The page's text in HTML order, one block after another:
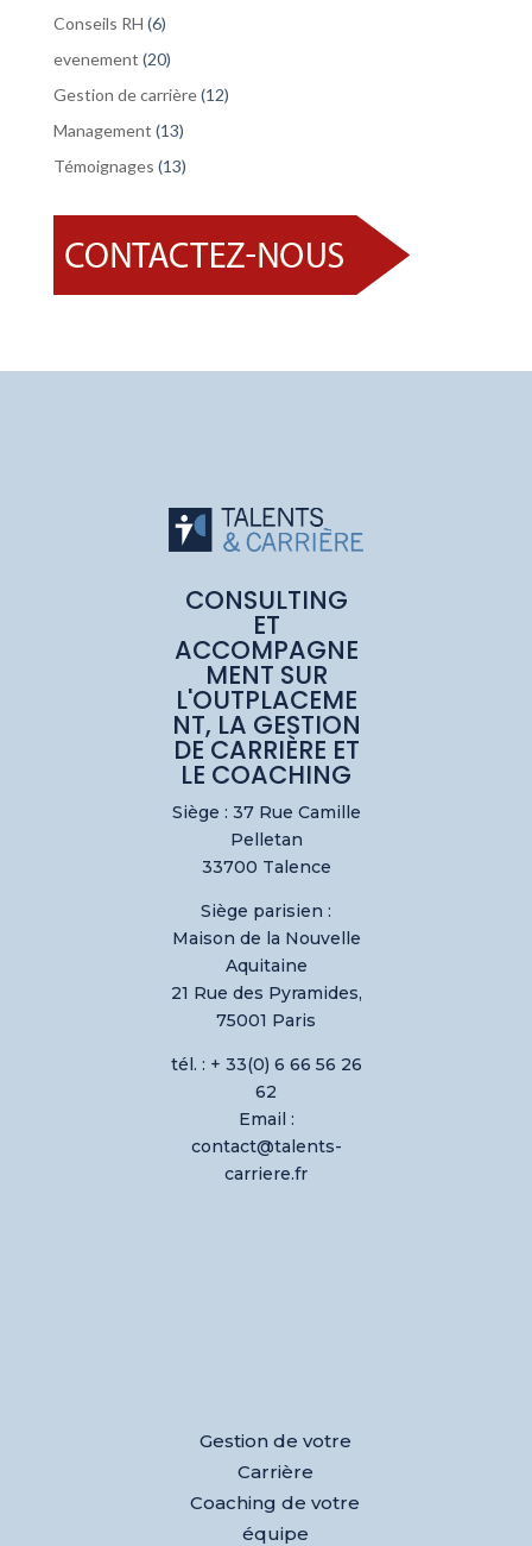
Conseils RH (6)
evenement (20)
Gestion de carrière(12)
Management (13)
Témoignages (13)
CONSULTING
ET
ACCOMPAGNE
MENT SUR
L'OUTPLACEME
NT, LA GESTION
DE CARRIÈRE ET
LE COACHING
Siège : 37 Rue Camille
Pelletan
33700 Talence
Siège parisien :
Maison de la Nouvelle
Aquitaine
21 Rue des Pyramides,
75001 Paris
tél. : + 33(0) 6 66 56 26
62
Email :
contact@talents-
carriere.fr
Gestion de votre
Carrière
Coaching de votre
équipe